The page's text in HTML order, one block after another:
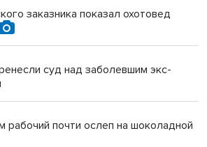
заказника показал охотовед
суд над заболевшим экс-
рабочий почти ослеп на шоколадной